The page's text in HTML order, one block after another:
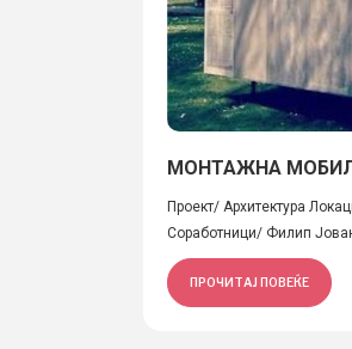
МОНТАЖНА
Проект/ Архитектура
Соработници/ Филип
ПРОЧИТАЈ ПОВЕЌЕ